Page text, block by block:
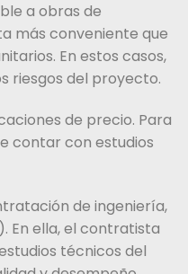
a obras de
más conveniente que
En estos casos,
riesgos del proyecto.
de precio. Para
contar con estudios
de ingeniería,
En ella, el contratista
técnicos del